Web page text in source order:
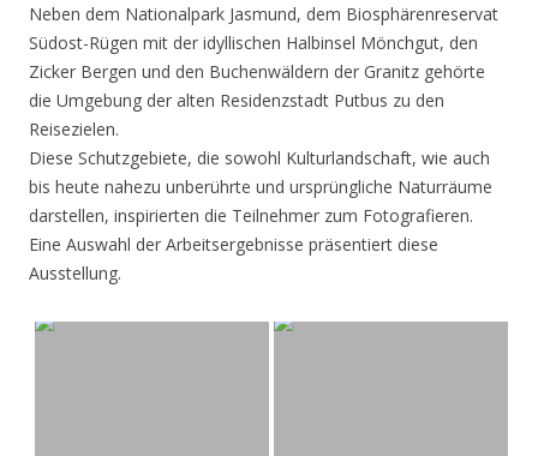
Neben dem Nationalpark Jasmund, dem Biosphärenreservat
Südost-Rügen mit der idyllischen Halbinsel Mönchgut, den
Zicker Bergen und den Buchenwäldern der Granitz gehörte
die Umgebung der alten Residenzstadt Putbus zu den
Reisezielen.
Diese Schutzgebiete, die sowohl Kulturlandschaft, wie auch
bis heute nahezu unberührte und ursprüngliche Naturräume
darstellen, inspirierten die Teilnehmer zum Fotografieren.
Eine Auswahl der Arbeitsergebnisse präsentiert diese
Ausstellung.